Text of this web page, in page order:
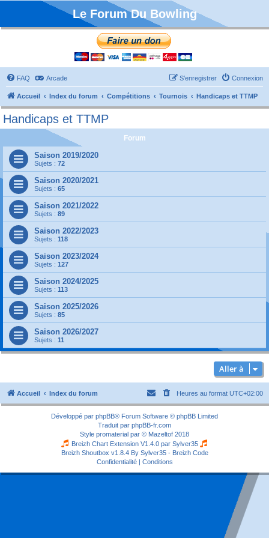
Le Forum Du Bowling
FAQ Arcade Connexion
S’enregistrer
Accueil Index du forum Compétitions Tournois Handicaps et TTMP
Handicaps et TTMP
Forum
Saison 2019/2020
Sujets : 72
Saison 2020/2021
Sujets : 65
Saison 2021/2022
Sujets : 89
Saison 2022/2023
Sujets : 118
Saison 2023/2024
Sujets : 127
Saison 2024/2025
Sujets : 113
Saison 2025/2026
Sujets : 85
Saison 2026/2027
Sujets : 11
Aller à
Accueil Index du forum Heures au format UTC+02:00
Développé par phpBB® Forum Software © phpBB Limited
Traduit par phpBB-fr.com
Style promaterial par © Mazeltof 2018
Breizh Chart Extension V1.4.0 par Sylver35
Breizh Shoutbox v1.8.4 By Sylver35 - Breizh Code
Confidentialité| Conditions